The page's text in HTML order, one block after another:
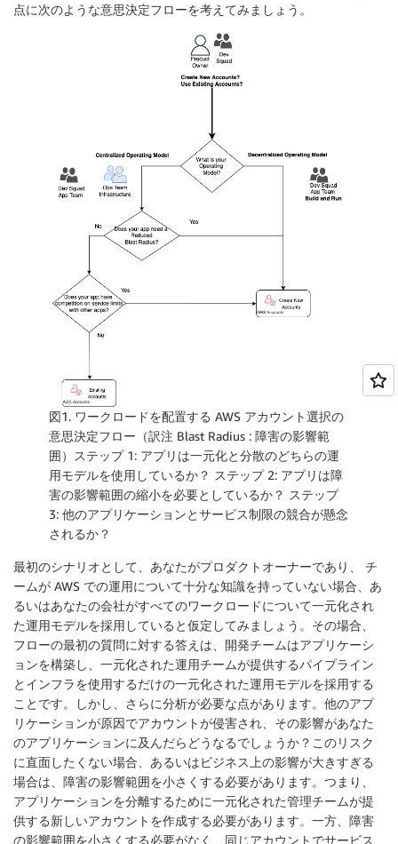
点に次のような意思決定フローを考えてみましょう。
図1. ワークロードを配置する AWS アカウント選択の
意思決定フロー（訳注 Blast Radius : 障害の影響範
囲）ステップ 1: アプリは一元化と分散のどちらの運
用モデルを使用しているか？ ステップ 2: アプリは障
害の影響範囲の縮小を必要としているか？ ステップ
3: 他のアプリケーションとサービス制限の競合が懸念
されるか？
最初のシナリオとして、あなたがプロダクトオーナーであり、 チ
ームが AWS での運用について十分な知識を持っていない場合、あ
るいはあなたの会社がすべてのワークロードについて一元化され
た運用モデルを採用していると仮定してみましょう。その場合、
フローの最初の質問に対する答えは、開発チームはアプリケーシ
ョンを構築し、一元化された運用チームが提供するパイプライン
とインフラを使用するだけの一元化された運用モデルを採用する
ことです。しかし、さらに分析が必要な点があります。他のアプ
リケーションが原因でアカウントが侵害され、その影響があなた
のアプリケーションに及んだらどうなるでしょうか？このリスク
に直面したくない場合、あるいはビジネス上の影響が大きすぎる
場合は、障害の影響範囲を小さくする必要があります。つまり、
アプリケーションを分離するために一元化された管理チームが提
供する新しいアカウントを作成する必要があります。一方、障害
の影響範囲を小さくする必要がなく、同じアカウントでサービス